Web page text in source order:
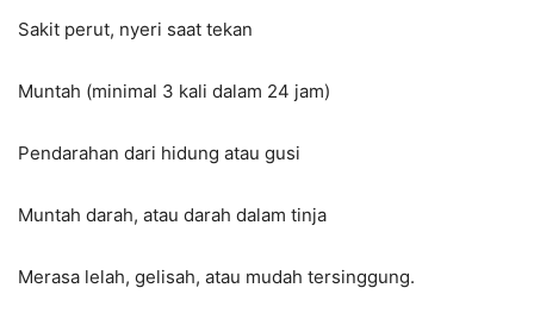
Sakit perut, nyeri saat tekan
Muntah (minimal 3 kali dalam 24 jam)
Pendarahan dari hidung atau gusi
Muntah darah, atau darah dalam tinja
Merasa lelah, gelisah, atau mudah tersinggung.